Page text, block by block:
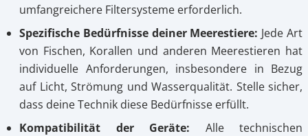
umfangreichere Filtersysteme erforderlich.
Spezifische Bedürfnisse deiner Meerestiere: Jede Art
von Fischen, Korallen und anderen Meerestieren hat
individuelle Anforderungen, insbesondere in Bezug
auf Licht, Strömung und Wasserqualität. Stelle sicher,
dass deine Technik diese Bedürfnisse erfüllt.
Kompatibilität der Geräte: Alle technischen